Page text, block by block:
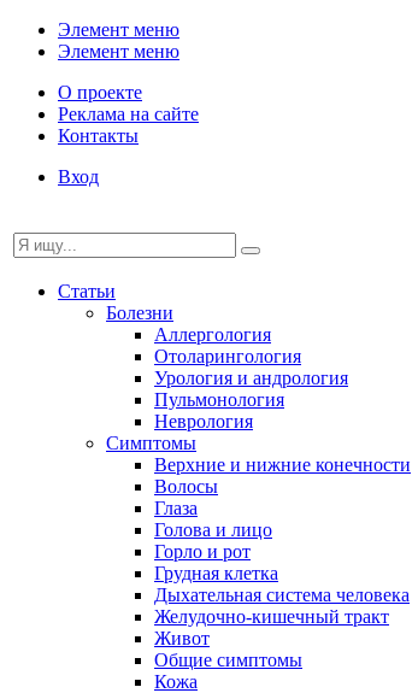
Элемент меню
Элемент меню
О проекте
Реклама на сайте
Контакты
Вход
Статьи
Болезни
Аллергология
Отоларингология
Урология и андрология
Пульмонология
Неврология
Симптомы
Верхние и нижние конечности
Волосы
Глаза
Голова и лицо
Горло и рот
Грудная клетка
Дыхательная система человека
Желудочно-кишечный тракт
Живот
Общие симптомы
Кожа